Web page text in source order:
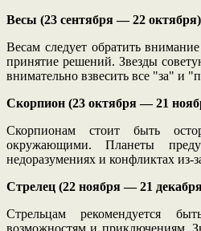
Весы (23 сентября — 22 октября)
Весам следует обратить
принятие решений. Звезды
внимательно взвесить все "за" и
Скорпион (23 октября — 21
Скорпионам стоит быть
окружающими. Планеты
недоразумениях и конфликтах из-
Стрелец (22 ноября — 21
Стрельцам рекомендуется
возможностям и приключениям.